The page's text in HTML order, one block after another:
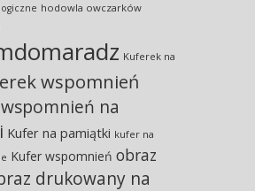
hodowla owczarków
Kuferek na
wspomnień
na
Kufer na pamiątki kufer na
Kufer wspomnień obraz
drukowany na